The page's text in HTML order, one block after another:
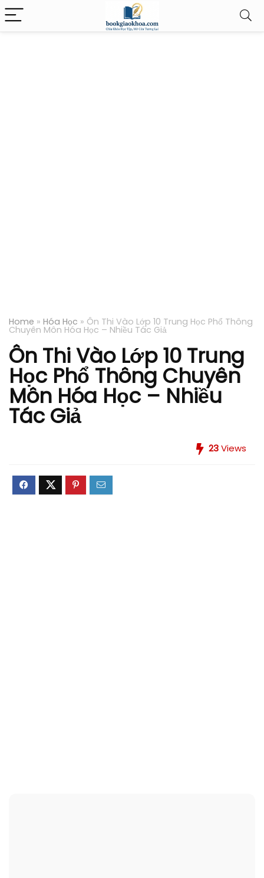
Home » Hóa Học » Ôn Thi Vào Lớp 10 Trung Học Phổ Thông
Chuyên Môn Hóa Học – Nhiều Tác Giả
Ôn Thi Vào Lớp 10 Trung
Học Phổ Thông Chuyên
Môn Hóa Học – Nhiều
Tác Giả
23Views